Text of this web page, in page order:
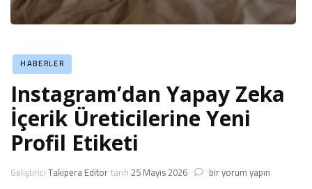
HABERLER
Instagram’dan Yapay Zeka
İçerik Üreticilerine Yeni
Profil Etiketi
GeliştiriciTakipera Editortarih 25 Mayıs 2026 Instagram’dan
bir yorum yapın